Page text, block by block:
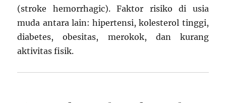
(stroke hemorrhagic). Faktor risiko di usia
muda antara lain: hipertensi, kolesterol tinggi,
diabetes, obesitas, merokok, dan kurang
aktivitas fisik.